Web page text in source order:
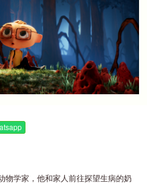
物学家，他和家人前往探望生病的奶